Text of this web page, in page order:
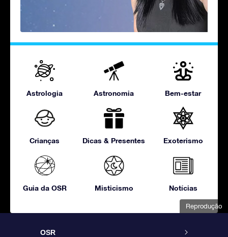
Reprodução
Astrologia Astronomia Bem-estar
Crianças Dicas & Presentes Exoterismo
Guia da OSR Misticismo Notícias
OSR